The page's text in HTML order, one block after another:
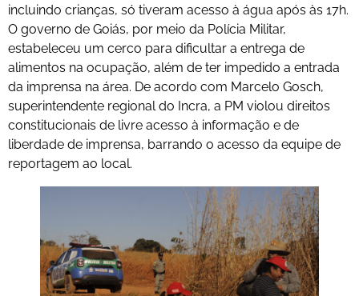
incluindo crianças, só tiveram acesso à água após às 17h.
O governo de Goiás, por meio da Polícia Militar,
estabeleceu um cerco para dificultar a entrega de
alimentos na ocupação, além de ter impedido a entrada
da imprensa na área. De acordo com Marcelo Gosch,
superintendente regional do Incra, a PM violou direitos
constitucionais de livre acesso à informação e de
liberdade de imprensa, barrando o acesso da equipe de
reportagem ao local.